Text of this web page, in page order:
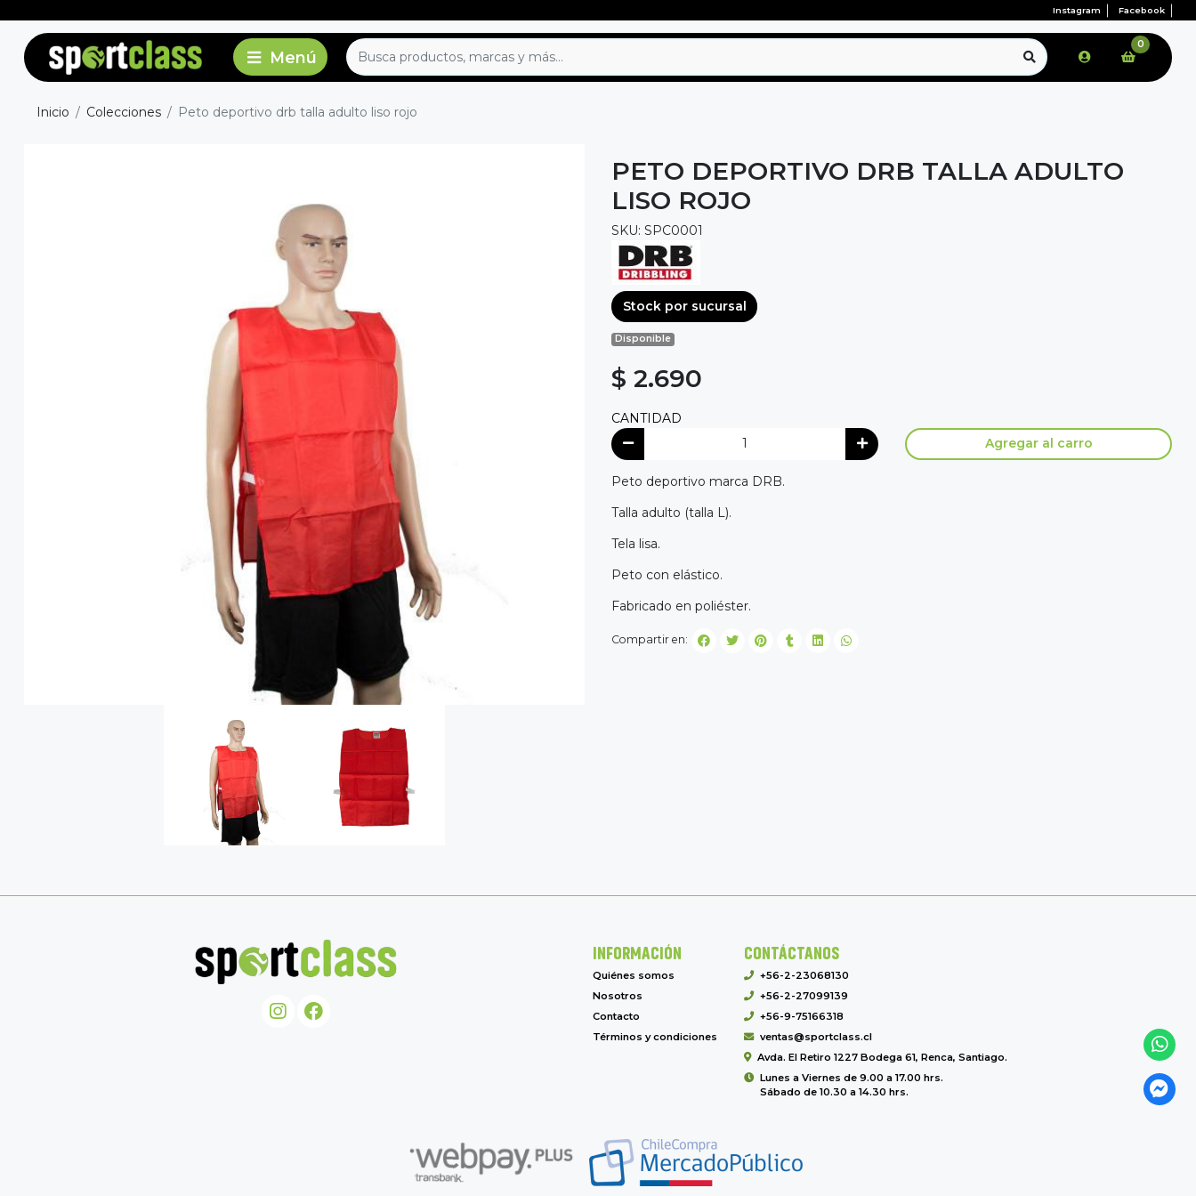
Instagram Facebook
0
Inicio Colecciones Peto deportivo drb talla adulto liso rojo
PETO DEPORTIVO DRB TALLA ADULTO
LISO ROJO
SKU: SPC0001
Stock por sucursal
Disponible
$ 2.690
CANTIDAD
Agregar al carro
Peto deportivo marca DRB.
Talla adulto (talla L).
Tela lisa.
Peto con elástico.
Fabricado en poliéster.
Compartir en:
INFORMACIÓN
Quiénes somos
Nosotros
Contacto
Términos y condiciones
CONTÁCTANOS
+56-2-23068130
+56-2-27099139
+56-9-75166318
ventas@sportclass.cl
Avda. El Retiro 1227 Bodega 61, Renca, Santiago.
Lunes a Viernes de 9.00 a 17.00 hrs.
Sábado de 10.30 a 14.30 hrs.